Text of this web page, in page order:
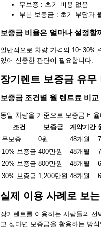
무보증 : 초기 비용 없음
부분 보증금 : 초기 부담과
보증금 비율은 얼마나 설정할
일반적으로 차량 가격의 10~30%
있어 신중한 판단이 필요합니다.
장기렌트 보증금 유무
보증금 조건별 월 렌트료 비교
동일 차량을 기준으로 보증금 비
조건
보증금 계약기간
무보증
0원 48개월
10% 보증금 400만원 48개월
20% 보증금 800만원 48개월
30% 보증금 1,200만원 48개월
실제 이용 사례로 보
장기렌트를 이용하는 사람들의
고 싶다면 보증금을 활용하는 방